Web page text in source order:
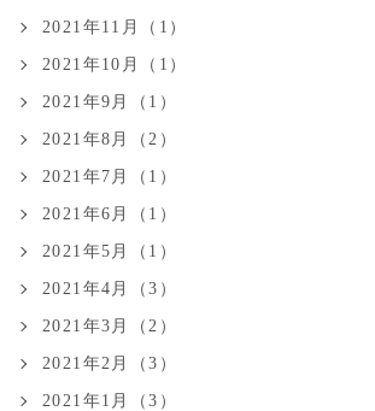
2021年11月（1）
2021年10月（1）
2021年9月（1）
2021年8月（2）
2021年7月（1）
2021年6月（1）
2021年5月（1）
2021年4月（3）
2021年3月（2）
2021年2月（3）
2021年1月（3）